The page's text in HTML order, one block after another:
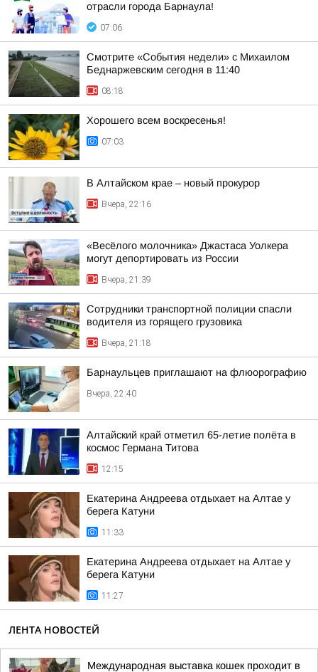
отрасли города Барнаула!
07:06
Смотрите «События недели» с Михаилом
Беднаржевским сегодня в 11:40
08:18
Хорошего всем воскресенья!
07:03
В Алтайском крае – новый прокурор
Вчера, 22:16
«Весёлого молочника» Джастаса Уолкера
могут депортировать из России
Вчера, 21:39
Сотрудники транспортной полиции спасли
водителя из горящего грузовика
Вчера, 21:18
Барнаульцев приглашают на флюорографию
Вчера, 22:40
Алтайский край отметил 65-летие полёта в
космос Германа Титова
12:15
Екатерина Андреева отдыхает на Алтае у
берега Катуни
11:33
Екатерина Андреева отдыхает на Алтае у
берега Катуни
11:27
ЛЕНТА НОВОСТЕЙ
Международная выставка кошек проходит в